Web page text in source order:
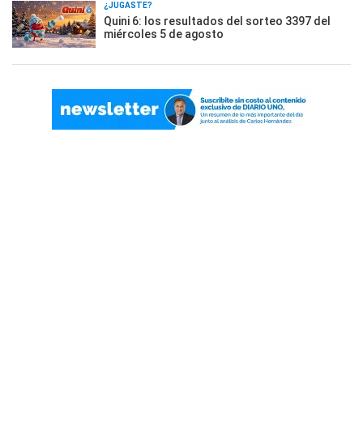
¿JUGASTE?
Quini 6: los resultados del sorteo 3397 del
miércoles 5 de agosto